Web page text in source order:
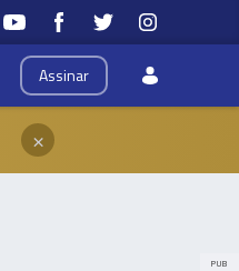
Assinar
×
PUB